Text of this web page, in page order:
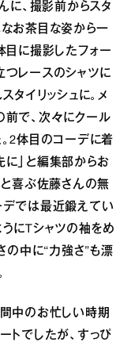
に、撮影前からスタ
お茶目な姿から一
目に撮影したフォー
つレースのシャツに
タイリッシュに。メ
前で、次々にクール
2体目のコーデに着
」と編集部からお
と喜ぶ佐藤さんの無
デでは最近鍛えてい
にTシャツの袖をめ
の中に“力強さ”も漂
中のお忙しい時期
トでしたが、すっぴ